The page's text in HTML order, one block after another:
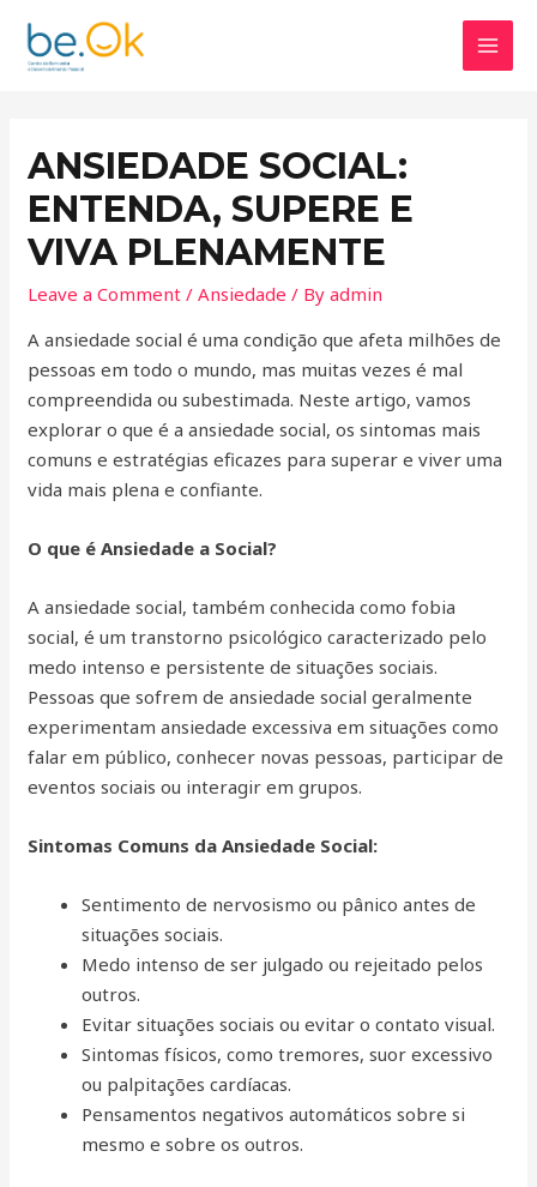
ANSIEDADE SOCIAL:
ENTENDA, SUPERE E
VIVA PLENAMENTE
Leave a Comment /Ansiedade / Byadmin
A ansiedade social é uma condição que afeta milhões de
pessoas em todo o mundo, mas muitas vezes é mal
compreendida ou subestimada. Neste artigo, vamos
explorar o que é a ansiedade social, os sintomas mais
comuns e estratégias eficazes para superar e viver uma
vida mais plena e confiante.
O que é Ansiedade a Social?
A ansiedade social, também conhecida como fobia
social, é um transtorno psicológico caracterizado pelo
medo intenso e persistente de situações sociais.
Pessoas que sofrem de ansiedade social geralmente
experimentam ansiedade excessiva em situações como
falar em público, conhecer novas pessoas, participar de
eventos sociais ou interagir em grupos.
Sintomas Comuns da Ansiedade Social:
Sentimento de nervosismo ou pânico antes de
situações sociais.
Medo intenso de ser julgado ou rejeitado pelos
outros.
Evitar situações sociais ou evitar o contato visual.
Sintomas físicos, como tremores, suor excessivo
ou palpitações cardíacas.
Pensamentos negativos automáticos sobre si
mesmo e sobre os outros.